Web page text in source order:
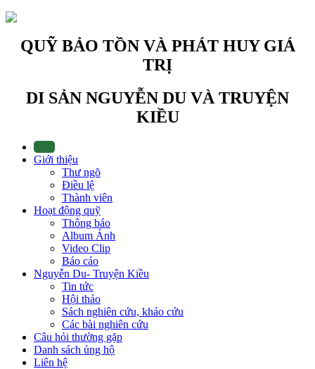
QUỸ BẢO TỒN VÀ PHÁT HUY GIÁ
TRỊ
DI SẢN NGUYỄN DU VÀ TRUYỆN
KIỀU
Giới thiệu
Thư ngõ
Điều lệ
Thành viên
Hoạt động quỹ
Thông báo
Album Ảnh
Video Clip
Báo cáo
Nguyễn Du- Truyện Kiều
Tin tức
Hội thảo
Sách nghiên cứu, khảo cứu
Các bài nghiên cứu
Câu hỏi thường gặp
Danh sách ủng hộ
Liên hệ